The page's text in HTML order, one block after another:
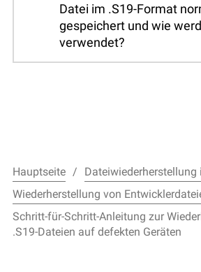
Datei im .S19-Format
gespeichert und wie
verwendet?
Hauptseite
Dateiwiederherstellung
Wiederherstellung von
Schritt-für-Schritt-Anleitung zur
.S19-Dateien auf defekten Geräten